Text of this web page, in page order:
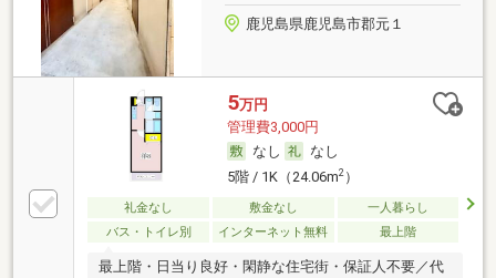
鹿児島県鹿児島市郡元１
5万円
管理費3,000円
なし
なし
5階 / 1K（24.06m2）
礼金なし 敷金なし
一人暮らし
バス・トイレ別
インターネット無料 最上階
最上階・日当り良好・閑静な住宅街・保証人不要／代